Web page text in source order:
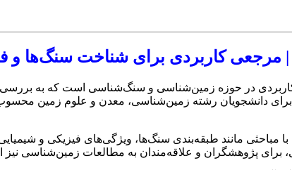
تخصصی و کاربردی در حوزه زمین‌شناسی و سنگ‌شناسی است که
برای دانشجویان رشته زمین‌شناسی، معدن و علوم زمین
مباحثی مانند طبقه‌بندی سنگ‌ها، ویژگی‌های فیزیکی و